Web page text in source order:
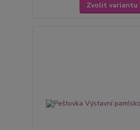
Zvolit variantu